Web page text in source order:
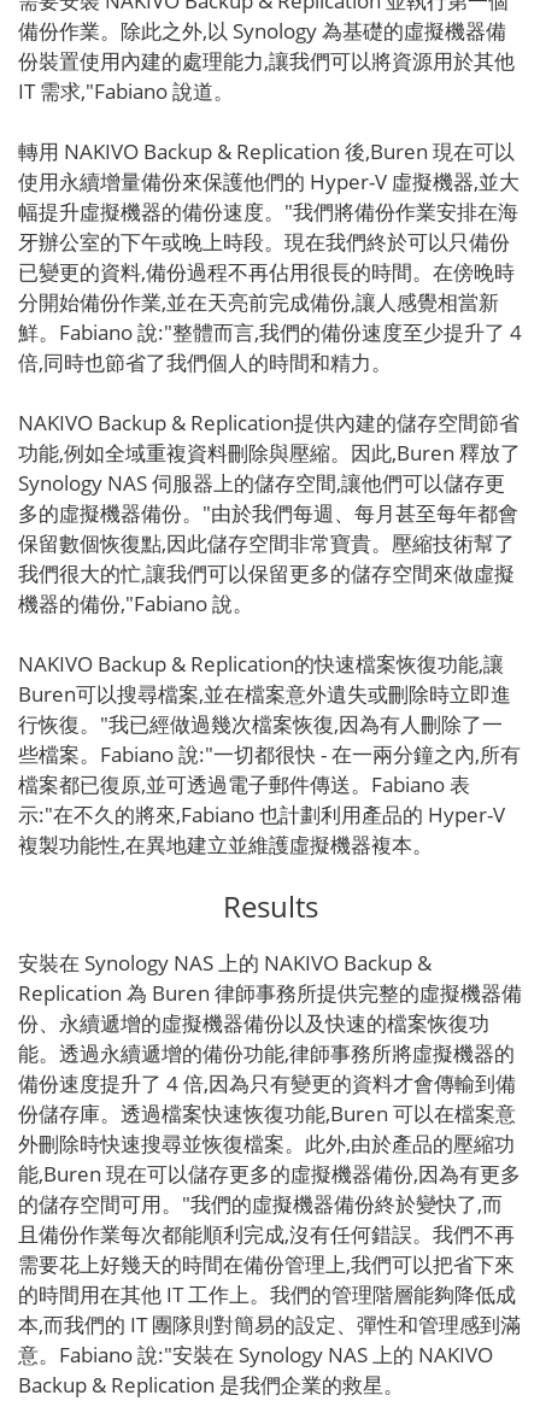
備份作業。除此之外,以 Synology 為基礎的虛擬機器備
份裝置使用內建的處理能力,讓我們可以將資源用於其他
IT 需求,"Fabiano 說道。
轉用 NAKIVO Backup & Replication 後,Buren 現在可以
使用永續增量備份來保護他們的 Hyper-V 虛擬機器,並大
幅提升虛擬機器的備份速度。"我們將備份作業安排在海
牙辦公室的下午或晚上時段。現在我們終於可以只備份
已變更的資料,備份過程不再佔用很長的時間。在傍晚時
分開始備份作業,並在天亮前完成備份,讓人感覺相當新
鮮。Fabiano 說:"整體而言,我們的備份速度至少提升了 4
倍,同時也節省了我們個人的時間和精力。
NAKIVO Backup & Replication提供內建的儲存空間節省
功能,例如全域重複資料刪除與壓縮。因此,Buren 釋放了
Synology NAS 伺服器上的儲存空間,讓他們可以儲存更
多的虛擬機器備份。"由於我們每週、每月甚至每年都會
保留數個恢復點,因此儲存空間非常寶貴。壓縮技術幫了
我們很大的忙,讓我們可以保留更多的儲存空間來做虛擬
機器的備份,"Fabiano 說。
NAKIVO Backup & Replication的快速檔案恢復功能,讓
Buren可以搜尋檔案,並在檔案意外遺失或刪除時立即進
行恢復。"我已經做過幾次檔案恢復,因為有人刪除了一
些檔案。Fabiano 說:"一切都很快 - 在一兩分鐘之內,所有
檔案都已復原,並可透過電子郵件傳送。Fabiano 表
示:"在不久的將來,Fabiano 也計劃利用產品的 Hyper-V
複製功能性,在異地建立並維護虛擬機器複本。
Results
安裝在 Synology NAS 上的 NAKIVO Backup &
Replication 為 Buren 律師事務所提供完整的虛擬機器備
份、永續遞增的虛擬機器備份以及快速的檔案恢復功
能。透過永續遞增的備份功能,律師事務所將虛擬機器的
備份速度提升了 4 倍,因為只有變更的資料才會傳輸到備
份儲存庫。透過檔案快速恢復功能,Buren 可以在檔案意
外刪除時快速搜尋並恢復檔案。此外,由於產品的壓縮功
能,Buren 現在可以儲存更多的虛擬機器備份,因為有更多
的儲存空間可用。"我們的虛擬機器備份終於變快了,而
且備份作業每次都能順利完成,沒有任何錯誤。我們不再
需要花上好幾天的時間在備份管理上,我們可以把省下來
的時間用在其他 IT 工作上。我們的管理階層能夠降低成
本,而我們的 IT 團隊則對簡易的設定、彈性和管理感到滿
意。Fabiano 說:"安裝在 Synology NAS 上的 NAKIVO
Backup & Replication 是我們企業的救星。